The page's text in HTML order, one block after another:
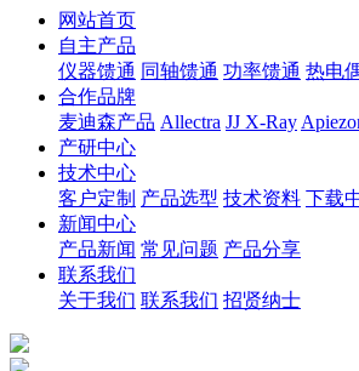
网站首页
自主产品
仪器馈通 同轴馈通 功率馈通 热电
合作品牌
麦迪森产品 Allectra JJ X-Ray
产研中心
技术中心
客户定制 产品选型 技术资料 下载
新闻中心
产品新闻 常见问题 产品分享
联系我们
关于我们 联系我们 招贤纳士